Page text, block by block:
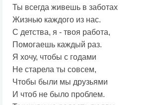
Ты всегда живешь в заботах
Жизнью каждого из нас.
С детства, я - твоя работа,
Помогаешь каждый раз.
Я хочу, чтобы с годами
Не старела ты совсем,
Чтобы были мы друзьями
И чтоб не было проблем.